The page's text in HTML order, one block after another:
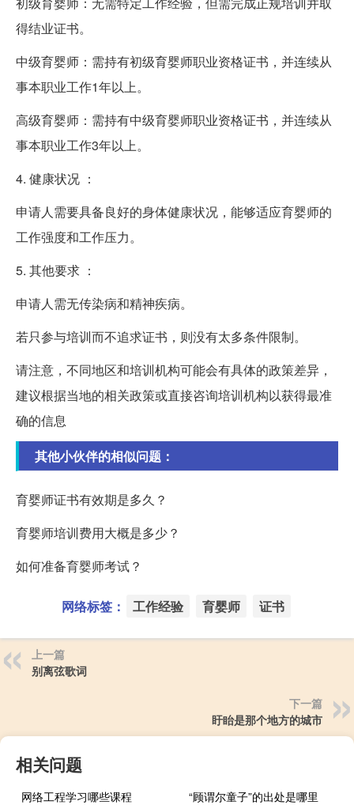
得结业证书。
中级育婴师：需持有初级育婴师职业资格证书，并连续从
事本职业工作1年以上。
高级育婴师：需持有中级育婴师职业资格证书，并连续从
事本职业工作3年以上。
4. 健康状况 ：
申请人需要具备良好的身体健康状况，能够适应育婴师的
工作强度和工作压力。
5. 其他要求 ：
申请人需无传染病和精神疾病。
若只参与培训而不追求证书，则没有太多条件限制。
请注意，不同地区和培训机构可能会有具体的政策差异，
建议根据当地的相关政策或直接咨询培训机构以获得最准
确的信息
其他小伙伴的相似问题：
育婴师证书有效期是多久？
育婴师培训费用大概是多少？
如何准备育婴师考试？
网络标签： 工作经验 育婴师 证书
上一篇
别离弦歌词
下一篇
盱眙是那个地方的城市
相关问题
网络工程学习哪些课程 “顾谓尔童子”的出处是哪里